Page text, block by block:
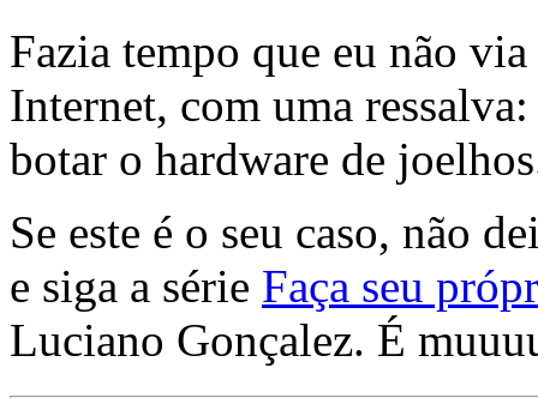
Fazia tempo que eu não
Internet, com uma
botar o hardware de
Se este é o seu caso, não
e siga a série Faça seu
Luciano Gonçalez. É